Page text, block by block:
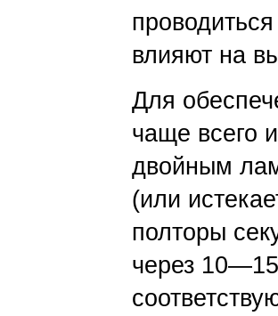
влияют на
Для
чаще всего
двойным
(или
полторы
через 10—15